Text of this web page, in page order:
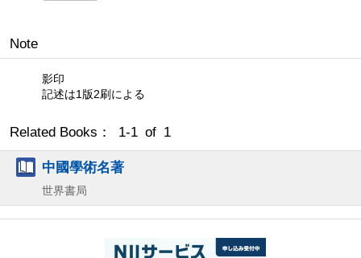
Note
影印
記述は1版2刷による
Related Books： 1-1 of 1
中國學術名著
世界書局